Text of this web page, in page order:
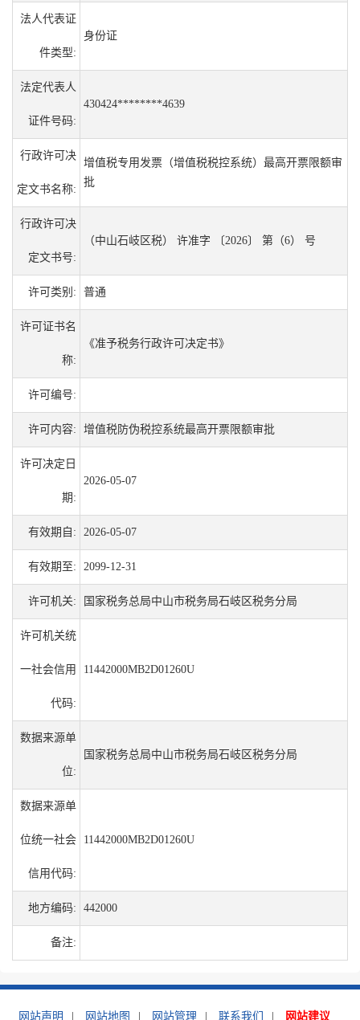
法人代表证
件类型:
身份证
法定代表人
证件号码:
430424********4639
行政许可决
定文书名称:
增值税专用发票（增值税税控系统）最高开票限额审
批
行政许可决
定文书号:
（中山石岐区税） 许准字 〔2026〕 第（6） 号
许可类别: 普通
许可证书名
称:
《准予税务行政许可决定书》
许可编号:
许可内容: 增值税防伪税控系统最高开票限额审批
许可决定日
期:
2026-05-07
有效期自: 2026-05-07
有效期至: 2099-12-31
许可机关: 国家税务总局中山市税务局石岐区税务分局
许可机关统
一社会信用
代码:
11442000MB2D01260U
数据来源单
位:
国家税务总局中山市税务局石岐区税务分局
数据来源单
位统一社会
信用代码:
11442000MB2D01260U
地方编码: 442000
备注:
网站声明 网站地图 网站管理 联系我们 网站建议